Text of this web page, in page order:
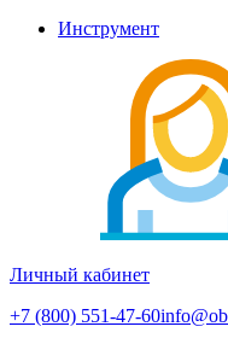
Инструмент
Личный кабинет
+7 (800) 551-47-60